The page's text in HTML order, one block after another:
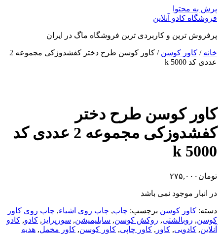
پرش به محتوا
فروشگاه کادو آنلاین
پرفروش ترین و کاربردی ترین فروشگاه ماگ در ایران
خانه / کاور کوسن
/ کاور کوسن طرح دختر کفشدوزکی مجموعه 2
عددی کد k 5000
کاور کوسن طرح دختر
کفشدوزکی مجموعه 2 عددی کد
k 5000
تومان ۲۷۵,۰۰۰
در انبار موجود نمی باشد
دسته: کاور کوسن برچسب: چاپ, چاپ روی اشیاء, چاپ روی کاور
کوسن, روبالشتی, روکش کوسن, سابلیمیشن, سورپرایز , کادو, کادو
آنلاین, کادویی, کاور , کاور چاپی, کاور کوسن, کاور مخمل, هدیه